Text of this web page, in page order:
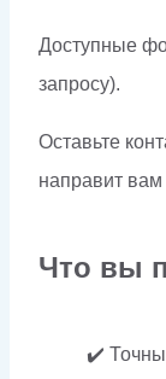
Доступные
запросу).
Оставьте
направит
Что вы
✔️